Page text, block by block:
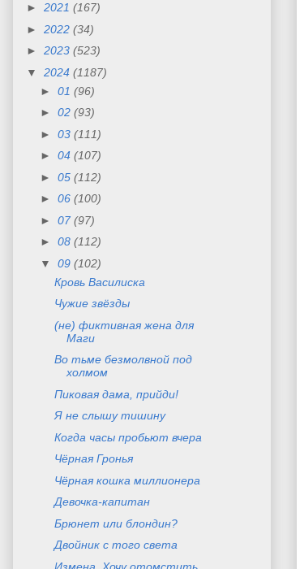
► 2021 (167)
► 2022 (34)
► 2023 (523)
▼ 2024 (1187)
► 01 (96)
► 02 (93)
► 03 (111)
► 04 (107)
► 05 (112)
► 06 (100)
► 07 (97)
► 08 (112)
▼ 09 (102)
Кровь Василиска
Чужие звёзды
(не) фиктивная жена для
Маги
Во тьме безмолвной под
холмом
Пиковая дама, прийди!
Я не слышу тишину
Когда часы пробьют вчера
Чёрная Гронья
Чёрная кошка миллионера
Девочка-капитан
Брюнет или блондин?
Двойник с того света
Измена. Хочу отомстить